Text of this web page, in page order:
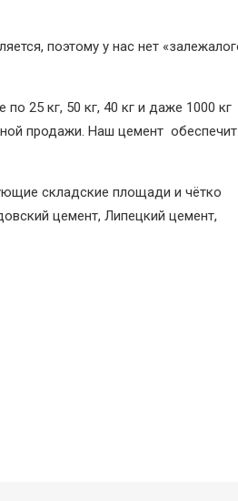
поэтому у нас нет
25 кг, 50 кг, 40 кг и даже 1000 кг
продажи. Наш цемент обеспечит
складские площади и чётко
цемент, Липецкий цемент,